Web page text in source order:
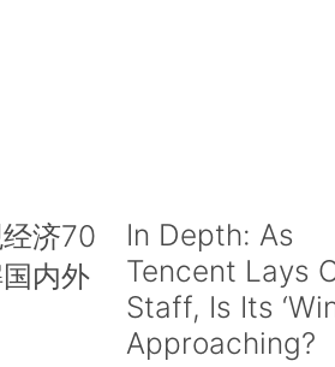
济70
内外
In Depth: As
Tencent Lays
Staff, Is Its
Approaching?